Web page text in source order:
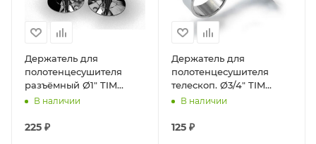
Межосевое (нижнее подключение) 500
Тип Водяной
Держатель для
полотенцесушителя
разъёмный Ø1" TIM
(10/100)
В наличии
225 ₽
Держатель для
полотенцесушителя
телескоп. Ø3/4" TIM
(10/100)
В наличии
125 ₽